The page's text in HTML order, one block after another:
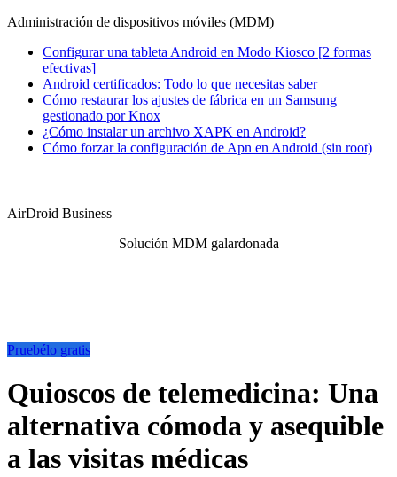
Administración de dispositivos móviles (MDM)
Configurar una tableta Android en Modo Kiosco [2 formas
efectivas]
Android certificados: Todo lo que necesitas saber
Cómo restaurar los ajustes de fábrica en un Samsung
gestionado por Knox
¿Cómo instalar un archivo XAPK en Android?
Cómo forzar la configuración de Apn en Android (sin root)
AirDroid Business
Solución MDM galardonada
Pruebélo gratis
Quioscos de telemedicina: Una
alternativa cómoda y asequible
a las visitas médicas